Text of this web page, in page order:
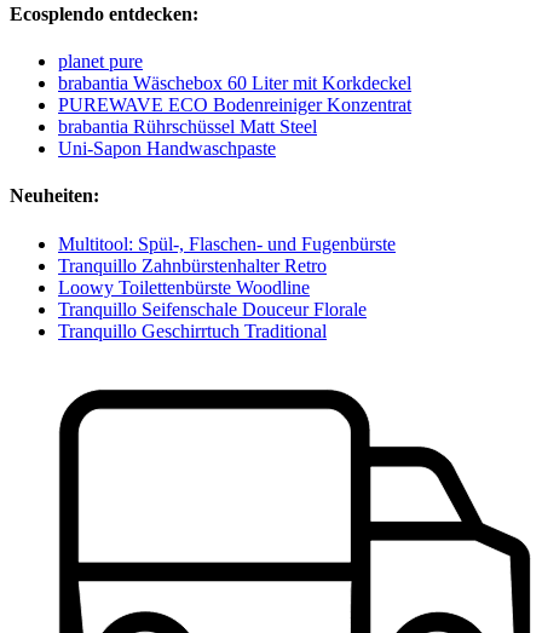
Ecosplendo entdecken:
planet pure
brabantia Wäschebox 60 Liter mit Korkdeckel
PUREWAVE ECO Bodenreiniger Konzentrat
brabantia Rührschüssel Matt Steel
Uni-Sapon Handwaschpaste
Neuheiten:
Multitool: Spül-, Flaschen- und Fugenbürste
Tranquillo Zahnbürstenhalter Retro
Loowy Toilettenbürste Woodline
Tranquillo Seifenschale Douceur Florale
Tranquillo Geschirrtuch Traditional